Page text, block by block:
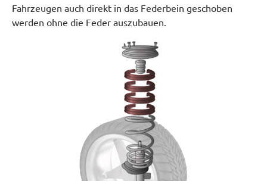
Fahrzeugen auch direkt in das Federbein geschoben
werden ohne die Feder auszubauen.